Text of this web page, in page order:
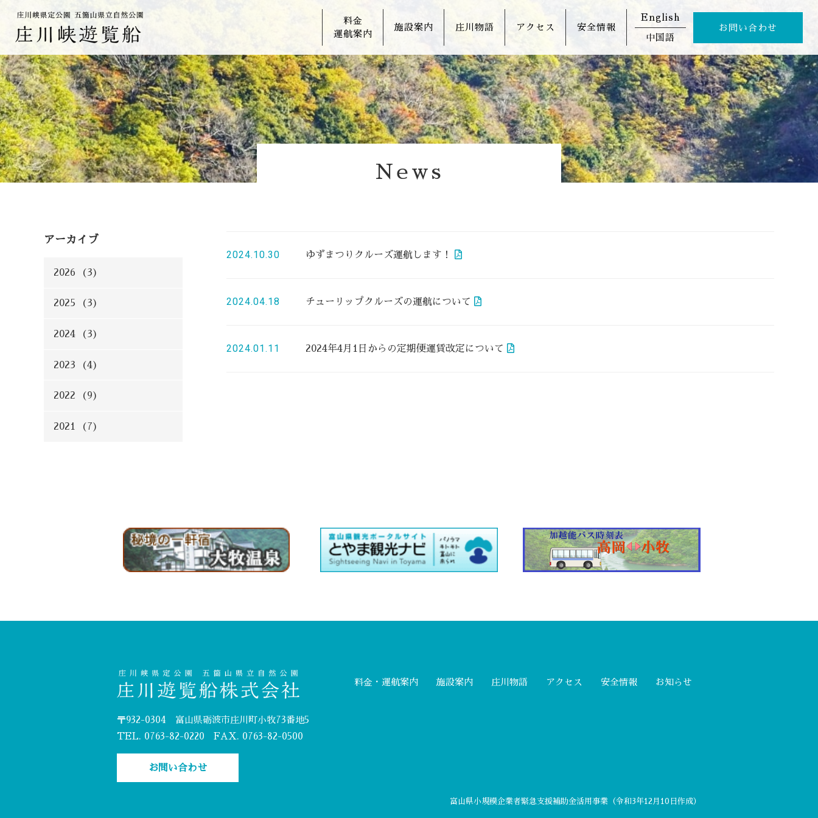
料⾦
運航案内
施設案内 庄川物語 アクセス 安全情報
English
中国語
お問い合わせ
News
アーカイブ
2026 (3)
2025 (3)
2024 (3)
2023 (4)
2022 (9)
2021 (7)
2024.10.30 ゆずまつりクルーズ運航します！
2024.04.18 チューリップクルーズの運航について
2024.01.11 2024年4月1日からの定期便運賃改定について
〒932-0304 富山県砺波市庄川町小牧73番地5
TEL. 0763-82-0220 FAX. 0763-82-0500
お問い合わせ
料⾦・運航案内 施設案内 庄川物語 アクセス 安全情報 お知らせ
富山県小規模企業者緊急支援補助金活用事業（令和3年12月10日作成）